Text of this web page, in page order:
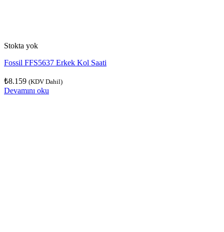
Stokta yok
Fossil FFS5637 Erkek Kol Saati
₺8.159 (KDV Dahil)
Devamını oku